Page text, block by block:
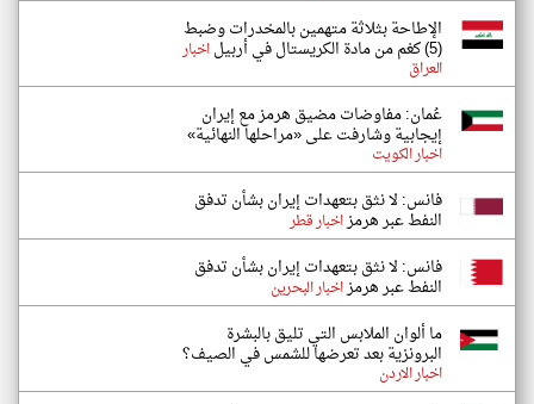
الإطاحة بثلاثة متهمين بالمخدرات وضبط
(5) كغم من مادة الكريستال في أربيل اخبار
العراق
عُمان: مفاوضات مضيق هرمز مع إيران
إيجابية وشارفت على «مراحلها النهائية»
اخبار الكويت
فانس: لا نثق بتعهدات إيران بشأن تدفق
النفط عبر هرمزاخبار قطر
فانس: لا نثق بتعهدات إيران بشأن تدفق
النفط عبر هرمزاخبار البحرين
ما ألوان الملابس التي تليق بالبشرة
البرونزية بعد تعرضها للشمس في الصيف؟
اخبار الاردن